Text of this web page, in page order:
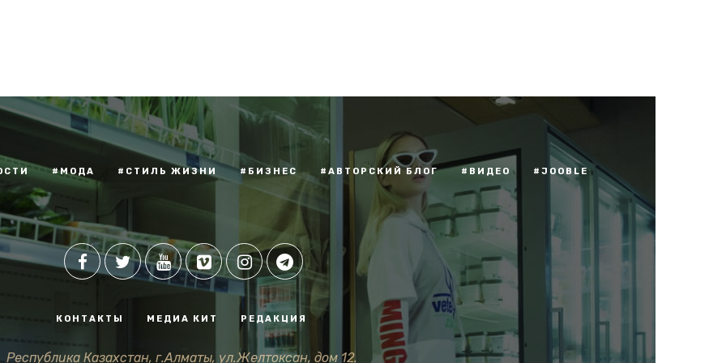
#МОДА #СТИЛЬ ЖИЗНИ #БИЗНЕС #АВТОРСКИЙ БЛОГ #ВИДЕО #JOOBLE
КОНТАКТЫ МЕДИА КИТ РЕДАКЦИЯ
Республика Казахстан, г.Алматы, ул.Желтоксан, дом 12.